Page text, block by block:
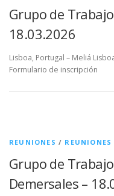
Grupo de
18.03.2026
Lisboa, Portugal – Meliá
Formulario de inscripción
REUNIONES /
Grupo de
Demersales –